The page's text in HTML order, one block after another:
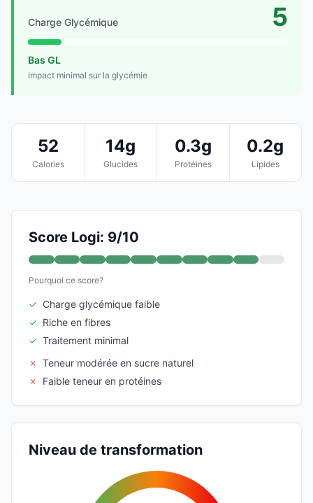
Charge Glycémique 5
Bas GL
Impact minimal sur la glycémie
52
Calories
14g
Glucides
0.3g
Protéines
0.2g
Lipides
Score Logi: 9/10
Pourquoi ce score?
✓ Charge glycémique faible
✓ Riche en fibres
✓ Traitement minimal
✗ Teneur modérée en sucre naturel
✗
Faible teneur en protéines
Niveau de transformation